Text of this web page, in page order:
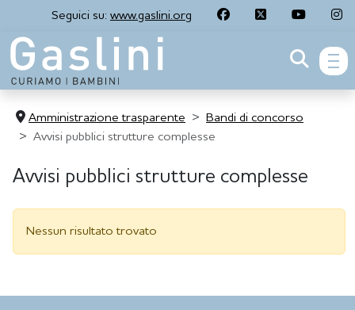
Seguici su: www.gaslini.org
Amministrazione trasparente
Bandi di concorso
Avvisi pubblici strutture complesse
Avvisi pubblici strutture complesse
Nessun risultato trovato